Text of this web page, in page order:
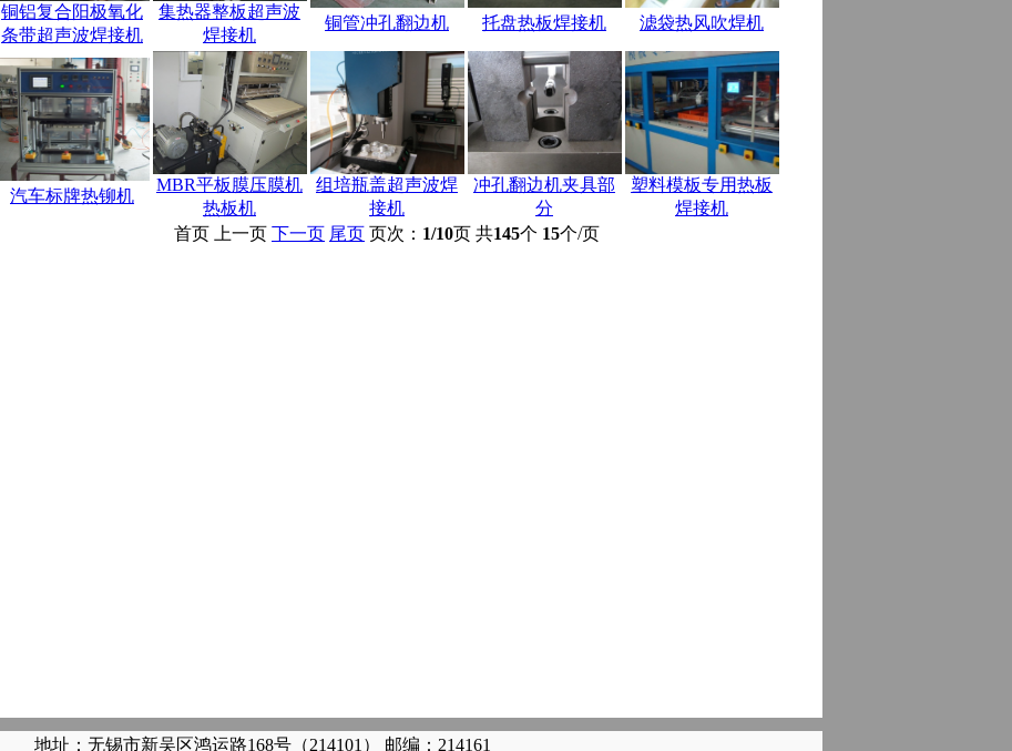
铜铝复合阳极氧化
条带超声波焊接机
集热器整板超声波
焊接机
铜管冲孔翻边机 托盘热板焊接机 滤袋热风吹焊机
汽车标牌热铆机
MBR平板膜压膜机
热板机
组培瓶盖超声波焊
接机
冲孔翻边机夹具部
分
塑料模板专用热板
焊接机
首页 上一页 下一页 尾页 页次： 1/10页 共145个 15个/页
地址：无锡市新吴区鸿运路168号（214101） 邮编：214161